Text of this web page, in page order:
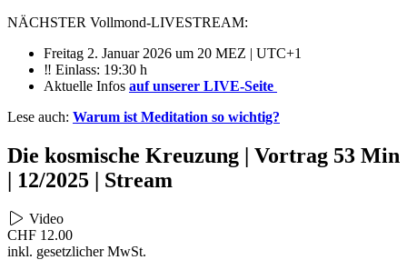
NÄCHSTER Vollmond-LIVESTREAM:
Freitag 2. Januar 2026 um 20 MEZ | UTC+1
‼️ Einlass: 19:30 h
Aktuelle Infos auf unserer LIVE-Seite
Lese auch: Warum ist Meditation so wichtig?
Die kosmische Kreuzung | Vortrag 53 Min
| 12/2025 | Stream
Video
CHF 12.00
inkl. gesetzlicher MwSt.